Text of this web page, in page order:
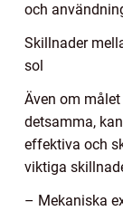
och
Skillnader
sol
Även om
detsamma,
effektiva och
viktiga
– Mekaniska